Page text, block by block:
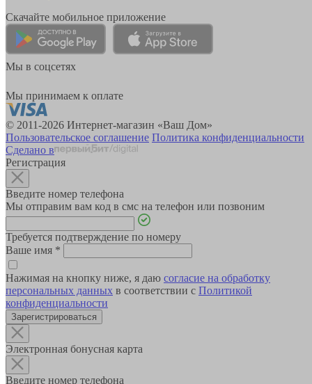
Скачайте мобильное приложение
Мы в соцсетях
Мы принимаем к оплате
© 2011-2026 Интернет-магазин «Ваш Дом»
Пользовательское соглашение Политика конфиденциальности
Сделано в
Регистрация
Введите номер телефона
Мы отправим вам код в смс на телефон или позвоним
Требуется подтверждение по номеру
Ваше имя *
Нажимая на кнопку ниже, я даю согласие на обработку
персональных данных в соответствии с Политикой
конфиденциальности
Зарегистрироваться
Электронная бонусная карта
Введите номер телефона